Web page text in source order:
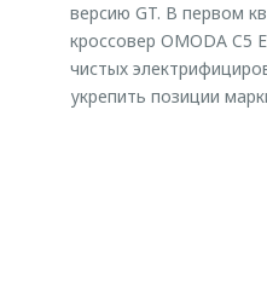
версию GT. В первом
кроссовер OMODA C5
чистых
укрепить позиции